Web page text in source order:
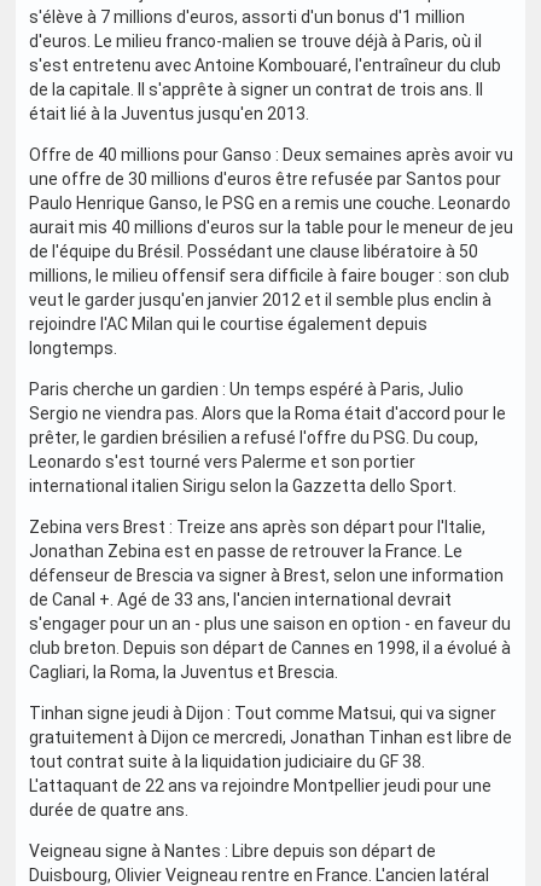
s'élève à 7 millions d'euros, assorti d'un bonus d'1 million
d'euros. Le milieu franco-malien se trouve déjà à Paris, où il
s'est entretenu avec Antoine Kombouaré, l'entraîneur du club
de la capitale. Il s'apprête à signer un contrat de trois ans. Il
était lié à la Juventus jusqu'en 2013.
Offre de 40 millions pour Ganso : Deux semaines après avoir vu
une offre de 30 millions d'euros être refusée par Santos pour
Paulo Henrique Ganso, le PSG en a remis une couche. Leonardo
aurait mis 40 millions d'euros sur la table pour le meneur de jeu
de l'équipe du Brésil. Possédant une clause libératoire à 50
millions, le milieu offensif sera difficile à faire bouger : son club
veut le garder jusqu'en janvier 2012 et il semble plus enclin à
rejoindre l'AC Milan qui le courtise également depuis
longtemps.
Paris cherche un gardien : Un temps espéré à Paris, Julio
Sergio ne viendra pas. Alors que la Roma était d'accord pour le
prêter, le gardien brésilien a refusé l'offre du PSG. Du coup,
Leonardo s'est tourné vers Palerme et son portier
international italien Sirigu selon la Gazzetta dello Sport.
Zebina vers Brest : Treize ans après son départ pour l'Italie,
Jonathan Zebina est en passe de retrouver la France. Le
défenseur de Brescia va signer à Brest, selon une information
de Canal +. Agé de 33 ans, l'ancien international devrait
s'engager pour un an - plus une saison en option - en faveur du
club breton. Depuis son départ de Cannes en 1998, il a évolué à
Cagliari, la Roma, la Juventus et Brescia.
Tinhan signe jeudi à Dijon : Tout comme Matsui, qui va signer
gratuitement à Dijon ce mercredi, Jonathan Tinhan est libre de
tout contrat suite à la liquidation judiciaire du GF 38.
L'attaquant de 22 ans va rejoindre Montpellier jeudi pour une
durée de quatre ans.
Veigneau signe à Nantes : Libre depuis son départ de
Duisbourg, Olivier Veigneau rentre en France. L'ancien latéral